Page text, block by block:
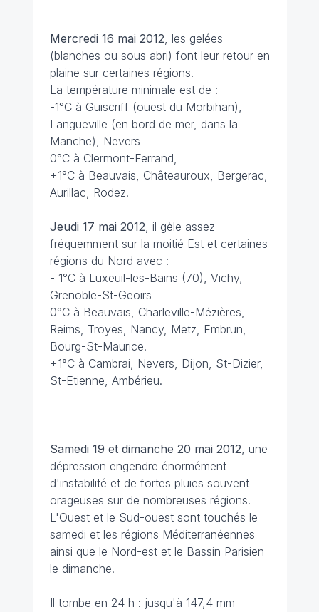
Mercredi 16 mai 2012, les gelées
(blanches ou sous abri) font leur retour en
plaine sur certaines régions.
La température minimale est de :
-1°C à Guiscriff (ouest du Morbihan),
Langueville (en bord de mer, dans la
Manche), Nevers
0°C à Clermont-Ferrand,
+1°C à Beauvais, Châteauroux, Bergerac,
Aurillac, Rodez.
Jeudi 17 mai 2012, il gèle assez
fréquemment sur la moitié Est et certaines
régions du Nord avec :
- 1°C à Luxeuil-les-Bains (70), Vichy,
Grenoble-St-Geoirs
0°C à Beauvais, Charleville-Mézières,
Reims, Troyes, Nancy, Metz, Embrun,
Bourg-St-Maurice.
+1°C à Cambrai, Nevers, Dijon, St-Dizier,
St-Etienne, Ambérieu.
Samedi 19 et dimanche 20 mai 2012, une
dépression engendre énormément
d'instabilité et de fortes pluies souvent
orageuses sur de nombreuses régions.
L'Ouest et le Sud-ouest sont touchés le
samedi et les régions Méditerranéennes
ainsi que le Nord-est et le Bassin Parisien
le dimanche.
Il tombe en 24 h : jusqu'à 147,4 mm